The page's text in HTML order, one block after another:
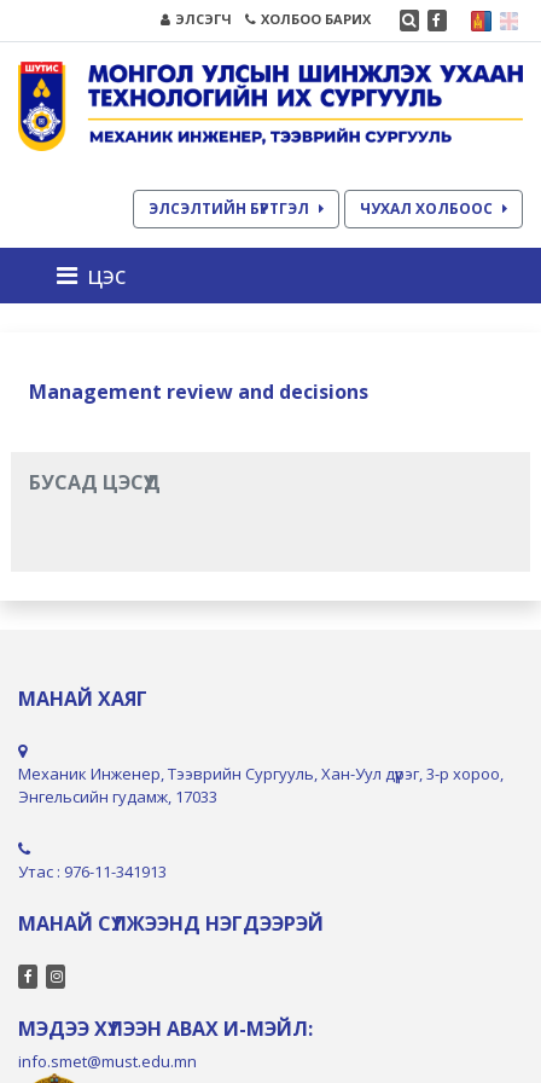
ЭЛСЭГЧ ХОЛБОО БАРИХ
ЭЛСЭЛТИЙН БҮРТГЭЛ ЧУХАЛ ХОЛБООС
цэс
Management review and decisions
БУСАД ЦЭСҮҮД
МАНАЙ ХАЯГ
Механик Инженер, Тээврийн Сургууль, Хан-Уул дүүрэг, 3-р хороо,
Энгельсийн гудамж, 17033
Утас : 976-11-341913
МАНАЙ СҮЛЖЭЭНД НЭГДЭЭРЭЙ
МЭДЭЭ ХҮЛЭЭН АВАХ И-МЭЙЛ:
info.smet@must.edu.mn